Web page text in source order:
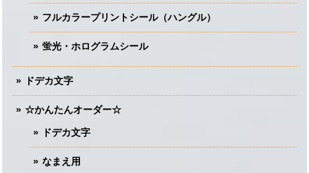
フルカラープリントシール（ハングル）
蛍光・ホログラムシール
ドデカ文字
☆かんたんオーダー☆
ドデカ文字
なまえ用